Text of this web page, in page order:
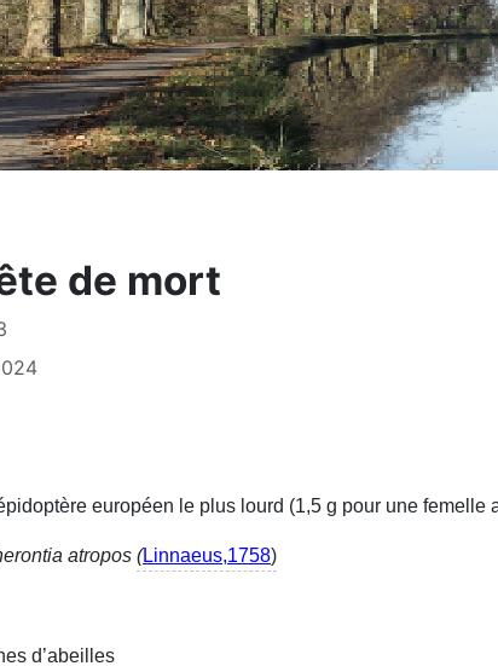
de mort
européen le plus lourd (1,5 g pour une
atropos (Linnaeus,1758)
d’abeilles